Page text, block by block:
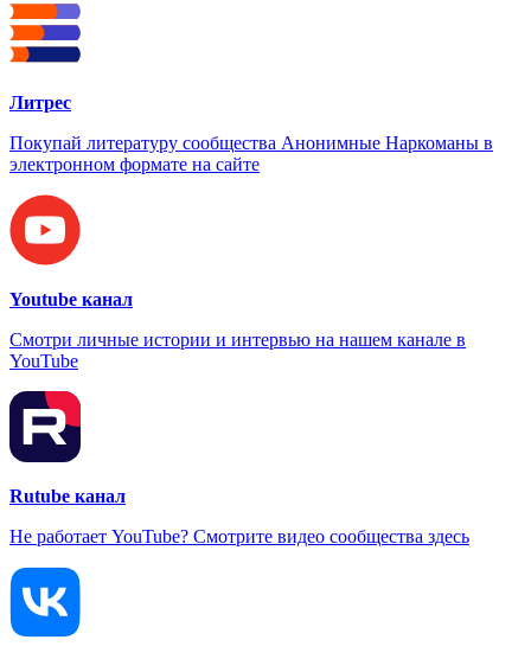
Литрес
Покупай литературу сообщества Анонимные Наркоманы в
электронном формате на сайте
Youtube канал
Смотри личные истории и интервью на нашем канале в
YouTube
Rutube канал
Не работает YouTube? Смотрите видео сообщества здесь